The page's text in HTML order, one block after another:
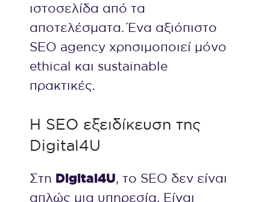
ιστοσελίδα από τα
αποτελέσματα. Ένα αξιόπιστο
SEO agency χρησιμοποιεί μόνο
ethical και sustainable
πρακτικές.
Η SEO εξειδίκευση της
Digital4U
Στη Digital4U, το SEO δεν είναι
απλώς μια υπηρεσία. Είναι